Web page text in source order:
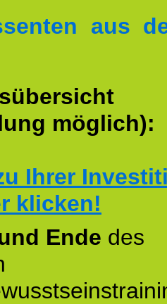
aus
möglich):
Ihrer
klicken!
Ende des